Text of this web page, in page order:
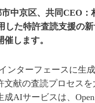
中京区、共同CEO
した特許査読支援の
します。
ンターフェースに生
献の査読プロセス
AIサービスは、